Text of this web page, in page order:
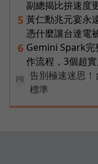
副總揭比拚速度
5 黃仁勳兆元宴永
憑什麼讓台達電
6 Gemini Spark完
作流程，3個超
PR
告別極速迷思
標準